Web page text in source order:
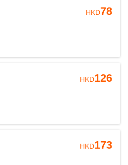
HKD78
HKD126
HKD173